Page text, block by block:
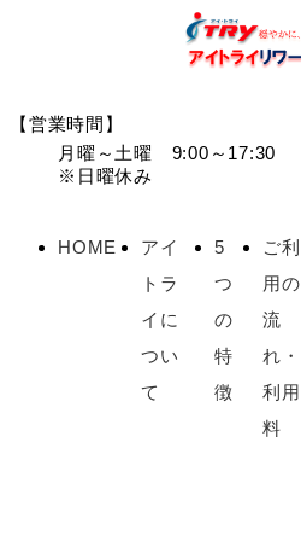
【営業時間】
月曜～土曜 9:00～17:30
※日曜休み
HOME
アイ
トラ
イに
つい
て
5
つ
の
特
徴
ご利
用の
流
れ・
利用
料